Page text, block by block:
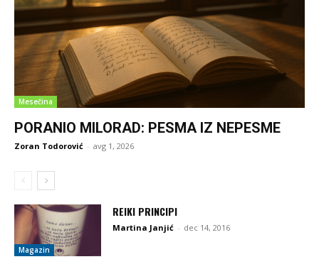
Mesečina
PORANIO MILORAD: PESMA IZ NEPESME
Zoran Todorović - avg 1, 2026
Magazin
REIKI PRINCIPI
Martina Janjić - dec 14, 2016